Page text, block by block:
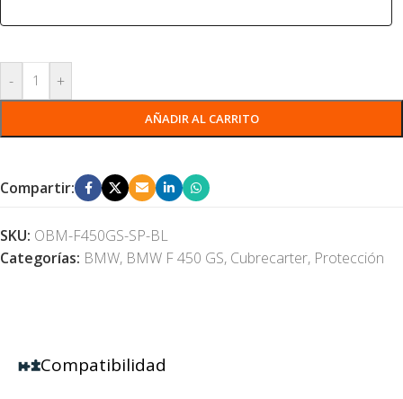
- +
AÑADIR AL CARRITO
Compartir:
SKU: OBM-F450GS-SP-BL
Categorías: BMW, BMW F 450 GS, Cubrecarter, Protección
Compatibilidad